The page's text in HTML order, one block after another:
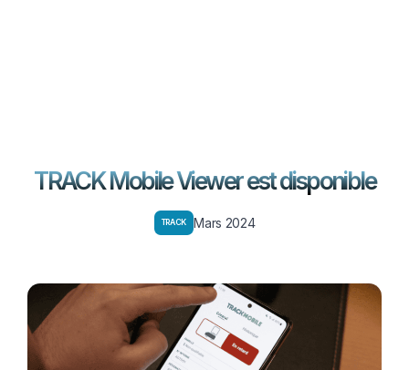
TRACK Mobile Viewer est disponible
TRACK Mars 2024